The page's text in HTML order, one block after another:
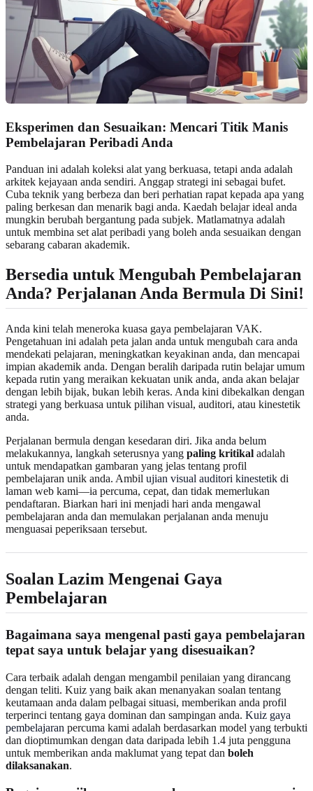
Eksperimen dan Sesuaikan: Mencari Titik Manis
Pembelajaran Peribadi Anda
Panduan ini adalah koleksi alat yang berkuasa, tetapi anda adalah
arkitek kejayaan anda sendiri. Anggap strategi ini sebagai bufet.
Cuba teknik yang berbeza dan beri perhatian rapat kepada apa yang
paling berkesan dan menarik bagi anda. Kaedah belajar ideal anda
mungkin berubah bergantung pada subjek. Matlamatnya adalah
untuk membina set alat peribadi yang boleh anda sesuaikan dengan
sebarang cabaran akademik.
Bersedia untuk Mengubah Pembelajaran
Anda? Perjalanan Anda Bermula Di Sini!
Anda kini telah meneroka kuasa gaya pembelajaran VAK.
Pengetahuan ini adalah peta jalan anda untuk mengubah cara anda
mendekati pelajaran, meningkatkan keyakinan anda, dan mencapai
impian akademik anda. Dengan beralih daripada rutin belajar umum
kepada rutin yang meraikan kekuatan unik anda, anda akan belajar
dengan lebih bijak, bukan lebih keras. Anda kini dibekalkan dengan
strategi yang berkuasa untuk pilihan visual, auditori, atau kinestetik
anda.
Perjalanan bermula dengan kesedaran diri. Jika anda belum
melakukannya, langkah seterusnya yang paling kritikal adalah
untuk mendapatkan gambaran yang jelas tentang profil
pembelajaran unik anda. Ambil ujian visual auditori kinestetik di
laman web kami—ia percuma, cepat, dan tidak memerlukan
pendaftaran. Biarkan hari ini menjadi hari anda mengawal
pembelajaran anda dan memulakan perjalanan anda menuju
menguasai peperiksaan tersebut.
Soalan Lazim Mengenai Gaya
Pembelajaran
Bagaimana saya mengenal pasti gaya pembelajaran
tepat saya untuk belajar yang disesuaikan?
Cara terbaik adalah dengan mengambil penilaian yang dirancang
dengan teliti. Kuiz yang baik akan menanyakan soalan tentang
keutamaan anda dalam pelbagai situasi, memberikan anda profil
terperinci tentang gaya dominan dan sampingan anda. Kuiz gaya
pembelajaran percuma kami adalah berdasarkan model yang terbukti
dan dioptimumkan dengan data daripada lebih 1.4 juta pengguna
untuk memberikan anda maklumat yang tepat dan boleh
dilaksanakan.